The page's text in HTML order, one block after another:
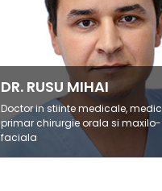
DR. RUSU MIHAI
Doctor in stiinte medicale, medic
primar chirurgie orala si maxilo-
faciala